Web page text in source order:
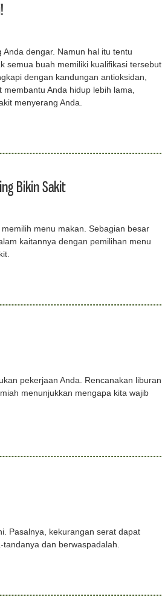
dengar. Namun hal itu tentu
semua buah memiliki kualifikasi tersebut.
dengan kandungan antioksidan,
Anda hidup lebih lama,
menyerang Anda.
Bikin Sakit
menu makan. Sebagian besar
kaitannya dengan pemilihan menu
pekerjaan Anda. Rencanakan liburan
menunjukkan mengapa kita wajib
Pasalnya, kekurangan serat dapat
dan berwaspadalah.